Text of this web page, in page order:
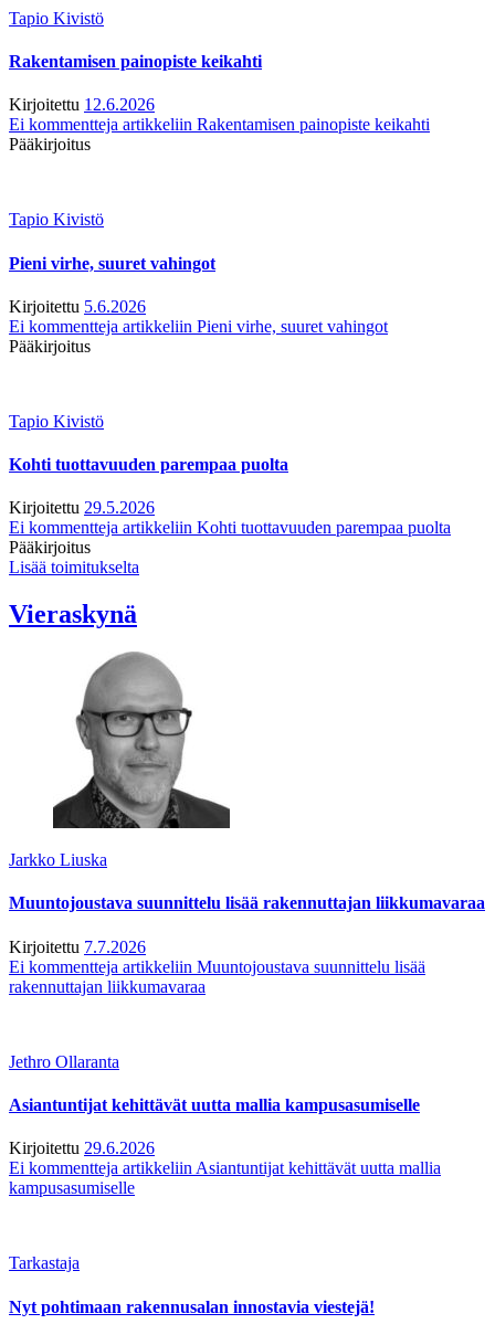
Tapio Kivistö
Rakentamisen painopiste keikahti
Kirjoitettu 12.6.2026
Ei kommentteja artikkeliin Rakentamisen painopiste keikahti
Pääkirjoitus
Tapio Kivistö
Pieni virhe, suuret vahingot
Kirjoitettu 5.6.2026
Ei kommentteja artikkeliin Pieni virhe, suuret vahingot
Pääkirjoitus
Tapio Kivistö
Kohti tuottavuuden parempaa puolta
Kirjoitettu 29.5.2026
Ei kommentteja artikkeliin Kohti tuottavuuden parempaa puolta
Pääkirjoitus
Lisää toimitukselta
Vieraskynä
Jarkko Liuska
Muuntojoustava suunnittelu lisää rakennuttajan liikkumavaraa
Kirjoitettu 7.7.2026
Ei kommentteja artikkeliin Muuntojoustava suunnittelu lisää
rakennuttajan liikkumavaraa
Jethro Ollaranta
Asiantuntijat kehittävät uutta mallia kampusasumiselle
Kirjoitettu 29.6.2026
Ei kommentteja artikkeliin Asiantuntijat kehittävät uutta mallia
kampusasumiselle
Tarkastaja
Nyt pohtimaan rakennusalan innostavia viestejä!